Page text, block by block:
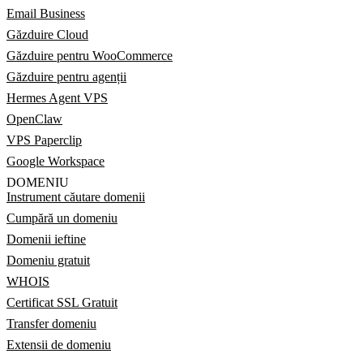
Email Business
Găzduire Cloud
Găzduire pentru WooCommerce
Găzduire pentru agenții
Hermes Agent VPS
OpenClaw
VPS Paperclip
Google Workspace
DOMENIU
Instrument căutare domenii
Cumpără un domeniu
Domenii ieftine
Domeniu gratuit
WHOIS
Certificat SSL Gratuit
Transfer domeniu
Extensii de domeniu